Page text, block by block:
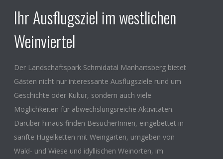
Ihr Ausflugsziel im westlichen
Weinviertel
Der Landschaftspark Schmidatal Manhartsberg bietet
Gästen nicht nur interessante Ausflugsziele rund um
Geschichte oder Kultur, sondern auch viele
Möglichkeiten für abwechslungsreiche Aktivitäten.
Darüber hinaus finden BesucherInnen, eingebettet in
sanfte Hügelketten mit Weingärten, umgeben von
Wald- und Wiese und idyllischen Weinorten, im